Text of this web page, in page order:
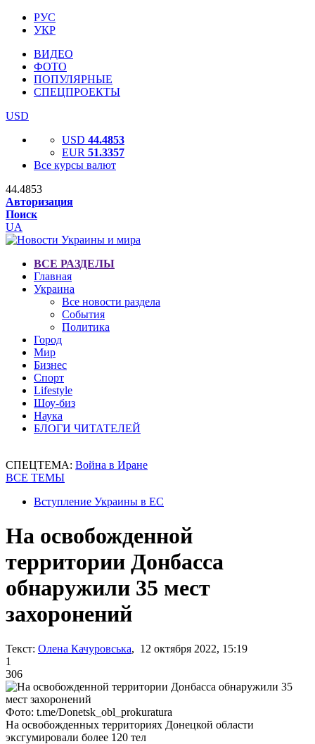
РУС
УКР
ВИДЕО
ФОТО
ПОПУЛЯРНЫЕ
СПЕЦПРОЕКТЫ
USD
USD 44.4853
EUR 51.3357
Все курсы валют
44.4853
Авторизация
Поиск
UA
ВСЕ РАЗДЕЛЫ
Главная
Украина
Все новости раздела
События
Политика
Город
Мир
Бизнес
Спорт
Lifestyle
Шоу-биз
Наука
БЛОГИ ЧИТАТЕЛЕЙ
СПЕЦТЕМА: Война в Иране
ВСЕ ТЕМЫ
Вступление Украины в ЕС
На освобожденной
территории Донбасса
обнаружили 35 мест
захоронений
Текст: Олена Качуровська, 12 октября 2022, 15:19
1
306
Фото: t.me/Donetsk_obl_prokuratura
На освобожденных территориях Донецкой области
эксгумировали более 120 тел